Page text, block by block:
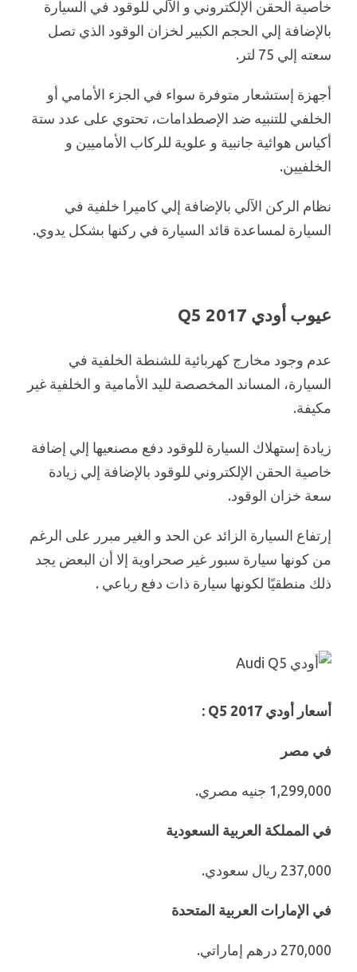
خاصية الحقن الإلكتروني و الآلي للوقود في السيارة
بالإضافة إلي الحجم الكبير لخزان الوقود الذي تصل
سعته إلي 75 لتر.
أجهزة إستشعار متوفرة سواء في الجزء الأمامي أو
الخلفي للتنبيه ضد الإصطدامات، تحتوي على عدد ستة
أكياس هوائية جانبية و علوية للركاب الأماميين و
الخلفيين.
نظام الركن الآلي بالإضافة إلي كاميرا خلفية في
السيارة لمساعدة قائد السيارة في ركنها بشكل يدوي.
عيوب أودي 2017 Q5
عدم وجود مخارج كهربائية للشنطة الخلفية في
السيارة، المساند المخصصة لليد الأمامية و الخلفية غير
مكيفة.
زيادة إستهلاك السيارة للوقود دفع مصنعيها إلي إضافة
خاصية الحقن الإلكتروني للوقود بالإضافة إلي زيادة
سعة خزان الوقود.
إرتفاع السيارة الزائد عن الحد و الغير مبرر على الرغم
من كونها سيارة سبور غير صحراوية إلا أن البعض يجد
ذلك منطقيًا لكونها سيارة ذات دفع رباعي .
أسعار أودي 2017 Q5 :
في مصر
1,299,000 جنيه مصري.
في المملكة العربية السعودية
237,000 ريال سعودي.
في الإمارات العربية المتحدة
270,000 درهم إماراتي.